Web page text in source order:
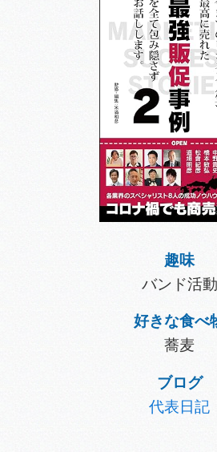
趣味
バンド活動
好きな食べ
蕎麦
ブログ
代表日記